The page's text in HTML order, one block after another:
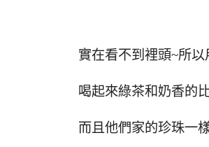
實在看不到裡頭~所
喝起來綠茶和奶香的
而且他們家的珍珠一